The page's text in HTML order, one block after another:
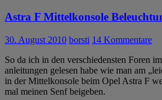
Astra F Mittelkonsole
30. August 2010 borsti 14 Kommentare
So da ich in den verschiedensten Foren
anleitungen gelesen habe wie man am
in der Mittelkonsole beim Opel Astra F
mal meinen Senf beigeben.